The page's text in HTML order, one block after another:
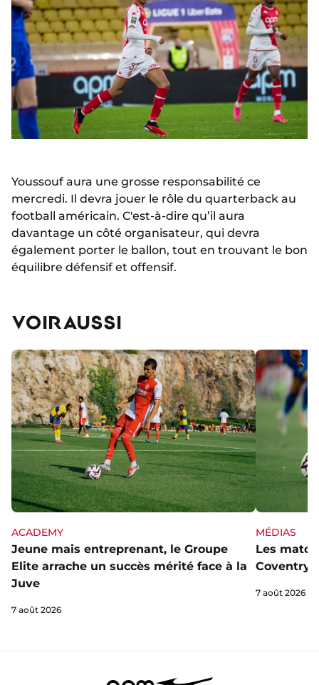
Youssouf aura une grosse responsabilité ce
mercredi. Il devra jouer le rôle du quarterback au
football américain. C'est-à-dire qu’il aura
davantage un côté organisateur, qui devra
également porter le ballon, tout en trouvant le bon
équilibre défensif et offensif.
VOIR AUSSI
ACADEMY
Jeune mais entreprenant, le Groupe
Elite arrache un succès mérité face à la
Juve
7 août 2026
MÉDIAS
Les
Coventry
7 août 2026